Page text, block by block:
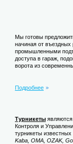
Мы готовы
начиная от въездных
промышленными
доступа в гараж,
ворота из
Подробнее
Турникеты
Контроля и
турникеты
Kaba, OMA, OZAK,